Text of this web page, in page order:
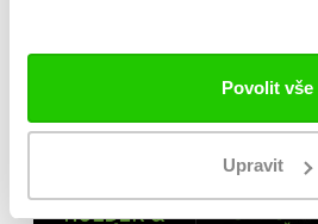
Povolit vše
Upravit